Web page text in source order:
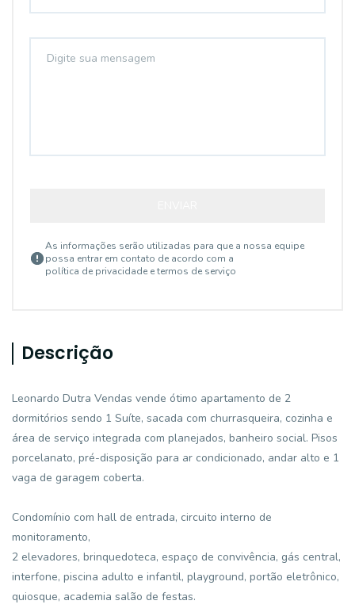
As informações serão utilizadas para que a nossa equipe
possa entrar em contato de acordo com a
política de privacidade e termos de serviço
Descrição
Leonardo Dutra Vendas vende ótimo apartamento de 2
dormitórios sendo 1 Suíte, sacada com churrasqueira, cozinha e
área de serviço integrada com planejados, banheiro social. Pisos
porcelanato, pré-disposição para ar condicionado, andar alto e 1
vaga de garagem coberta.
Condomínio com hall de entrada, circuito interno de
monitoramento,
2 elevadores, brinquedoteca, espaço de convivência, gás central,
interfone, piscina adulto e infantil, playground, portão eletrônico,
quiosque, academia salão de festas.